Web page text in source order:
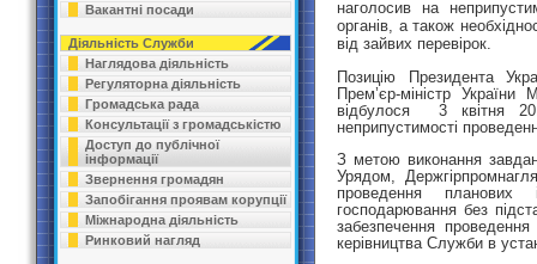
Вакантні посади
Діяльність Служби
Наглядова діяльність
Регуляторна діяльність
Громадська рада
Консультації з громадськістю
Доступ до публічної
інформації
Звернення громадян
Запобігання проявам корупції
Міжнародна діяльність
Ринковий нагляд
наголосив на
органів, а також
від зайвих перевірок.
Позицію Президента
Прем’єр-міністр
відбулося 3 квітня
неприпустимості
З метою виконання
Урядом,
проведення планових
господарювання без
забезпечення
керівництва Служби в